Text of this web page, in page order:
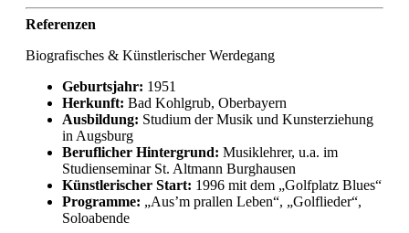
Referenzen
Biografisches & Künstlerischer Werdegang
Geburtsjahr: 1951
Herkunft: Bad Kohlgrub, Oberbayern
Ausbildung: Studium der Musik und Kunsterziehung
in Augsburg
Beruflicher Hintergrund: Musiklehrer, u.a. im
Studienseminar St. Altmann Burghausen
Künstlerischer Start: 1996 mit dem „Golfplatz Blues“
Programme: „Aus’m prallen Leben“, „Golflieder“,
Soloabende